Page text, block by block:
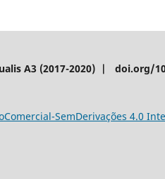
A3 (2017-2020) | doi.org/
SemDerivações 4.0